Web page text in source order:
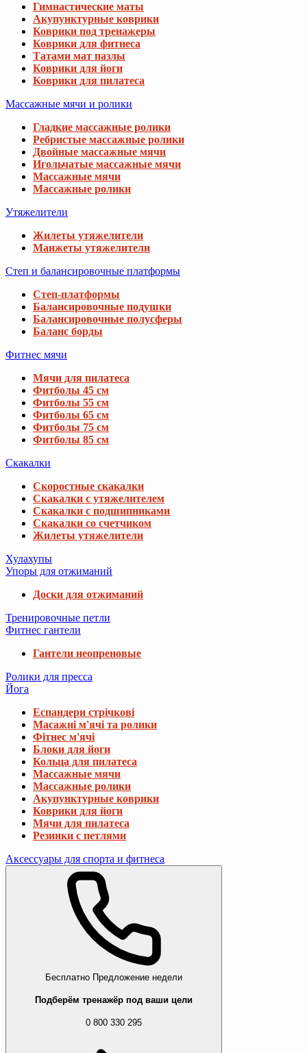
Гимнастические маты
Акупунктурные коврики
Коврики под тренажеры
Коврики для фитнеса
Татами мат пазлы
Коврики для йоги
Коврики для пилатеса
Массажные мячи и ролики
Гладкие массажные ролики
Ребристые массажные ролики
Двойные массажные мячи
Игольчатые массажные мячи
Массажные мячи
Массажные ролики
Утяжелители
Жилеты утяжелители
Манжеты утяжелители
Степ и балансировочные платформы
Степ-платформы
Балансировочные подушки
Балансировочные полусферы
Баланс борды
Фитнес мячи
Мячи для пилатеса
Фитболы 45 см
Фитболы 55 см
Фитболы 65 см
Фитболы 75 см
Фитболы 85 см
Скакалки
Скоростные скакалки
Скакалки с утяжелителем
Скакалки с подшипниками
Скакалки со счетчиком
Жилеты утяжелители
Хулахупы
Упоры для отжиманий
Доски для отжиманий
Тренировочные петли
Фитнес гантели
Гантели неопреновые
Ролики для пресса
Йога
Еспандери стрічкові
Масажні м'ячі та ролики
Фітнес м'ячі
Блоки для йоги
Кольца для пилатеса
Массажные мячи
Массажные ролики
Акупунктурные коврики
Коврики для йоги
Мячи для пилатеса
Резинки с петлями
Аксессуары для спорта и фитнеса
Бесплатно Предложение недели
Подберём тренажёр под ваши цели
0 800 330 295